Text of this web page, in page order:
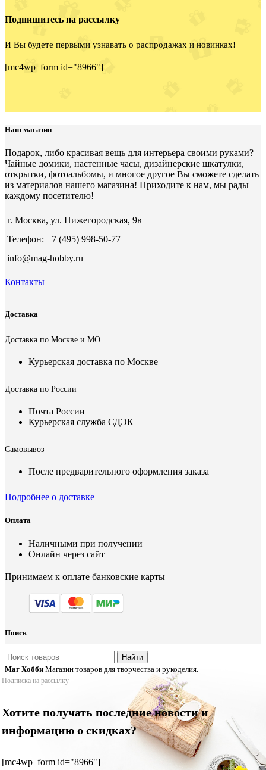
Подпишитесь на рассылку
И Вы будете первыми узнавать о распродажах и новинках!
[mc4wp_form id="8966"]
Наш магазин
Подарок, либо красивая вещь для интерьера своими руками?
Чайные домики, настенные часы, дизайнерские шкатулки,
открытки, фотоальбомы, и многое другое Вы сможете сделать
из материалов нашего магазина! Приходите к нам, мы рады
каждому посетителю!
г. Москва, ул. Нижегородская, 9в
Телефон: +7 (495) 998-50-77
info@mag-hobby.ru
Контакты
Доставка
Доставка по Москве и МО
Курьерская доставка по Москве
Доставка по России
Почта России
Курьерская служба СДЭК
Самовывоз
После предварительного оформления заказа
Подробнее о доставке
Оплата
Наличными при получении
Онлайн через сайт
Принимаем к оплате банковские карты
Поиск
Найти
Маг Хобби Магазин товаров для творчества и рукоделия.
Подписка на рассылку
Хотите получать последние новости и
информацию о скидках?
[mc4wp_form id="8966"]